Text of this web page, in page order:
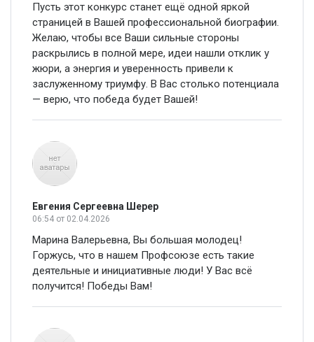
Пусть этот конкурс станет ещё одной яркой
страницей в Вашей профессиональной биографии.
Желаю, чтобы все Ваши сильные стороны
раскрылись в полной мере, идеи нашли отклик у
жюри, а энергия и уверенность привели к
заслуженному триумфу. В Вас столько потенциала
— верю, что победа будет Вашей!
Евгения Сергеевна Шерер
06:54 от 02.04.2026
Марина Валерьевна, Вы большая молодец!
Горжусь, что в нашем Профсоюзе есть такие
деятельные и инициативные люди! У Вас всё
получится! Победы Вам!